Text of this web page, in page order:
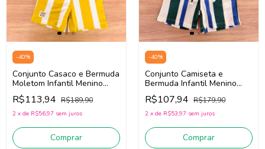
-40%
Conjunto Casaco e Bermuda
Moletom Infantil Menino
Três e Já 62478
(Cinza/Amarelo)
R$113,94 R$189,90
2 x de R$56,97 sem juros
Comprar
-40%
Conjunto Camiseta e
Bermuda Infantil Menino
Três e Já 62438 ( Verde/Off
White)
R$107,94 R$179,90
2 x de R$53,97 sem juros
Comprar